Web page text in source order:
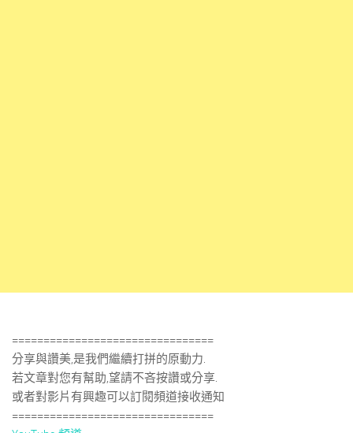
================================
分享與讚美,是我們繼續打拼的原動力.
若文章對您有幫助,望請不吝按讚或分享.
或者對影片有興趣可以訂閱頻道接收通知
================================